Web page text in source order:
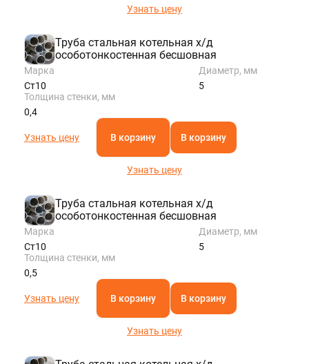
Узнать цену
Труба стальная котельная х/д
особотонкостенная бесшовная
Марка
Ст10
Диаметр, мм
5
Толщина стенки, мм
0,4
Узнать цену В корзину В корзину
Узнать цену
Труба стальная котельная х/д
особотонкостенная бесшовная
Марка
Ст10
Диаметр, мм
5
Толщина стенки, мм
0,5
Узнать цену В корзину В корзину
Узнать цену